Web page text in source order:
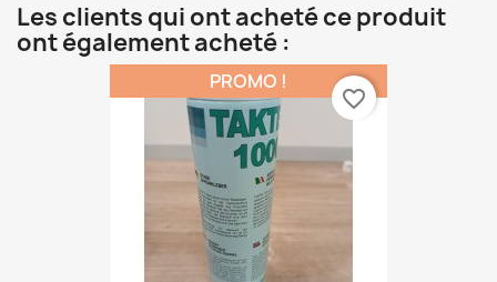
Les clients qui ont acheté ce produit
ont également acheté :
PROMO !
favorite_border